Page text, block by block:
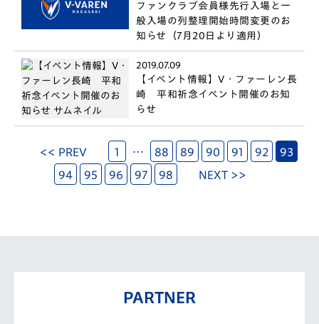
ファンクラブ会員様先行入場と一
般入場の列整理開始時間変更のお
知らせ（7月20日より適用）
2019.07.09
【イベント情報】V・ファーレン長
崎 平和祈念イベント開催のお知
らせ
<< PREV 1 … 88 89 90 91 92
93
94
95 96 97 98 NEXT >>
PARTNER